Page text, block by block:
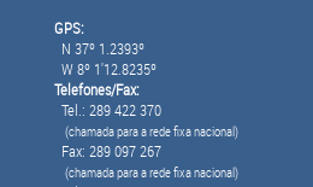
GPS:
N 37º 1.2393º
W 8º 1'12.8235º
Telefones/Fax:
Tel.: 289 422 370
(chamada para a rede fixa nacional)
Fax: 289 097 267
(chamada para a rede fixa nacional)